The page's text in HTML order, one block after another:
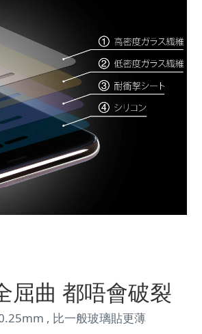
屈曲 都唔會破裂
, 比一般玻璃貼更薄